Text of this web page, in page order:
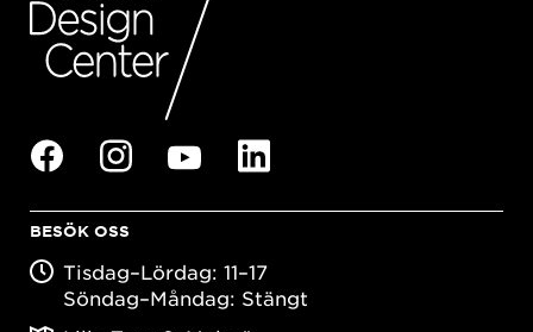
BESÖK OSS
Tisdag–Lördag: 11–17
Söndag–Måndag: Stängt